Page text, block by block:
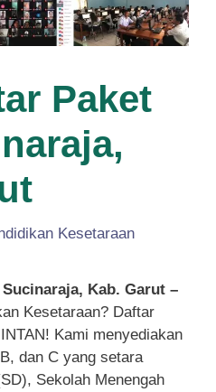
Paket
Kesetaraan
Kab. Garut –
Kesetaraan? Daftar
Kami menyediakan
dan C yang setara
Sekolah Menengah